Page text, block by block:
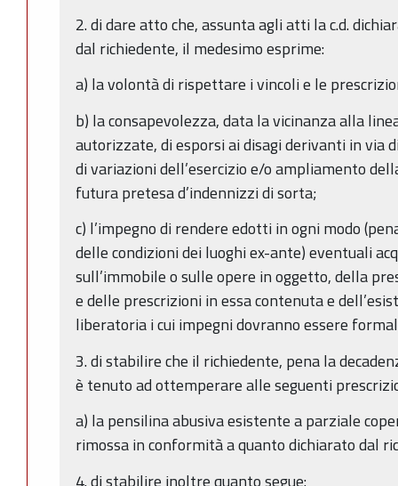
2. di dare atto che, assunta agli atti la c.d.
dal richiedente, il medesimo esprime:
a) la volontà di rispettare i vincoli e le
b) la consapevolezza, data la vicinanza alla
autorizzate, di esporsi ai disagi derivanti in via
di variazioni dell’esercizio e/o ampliamento
futura pretesa d’indennizzi di sorta;
c) l’impegno di rendere edotti in ogni modo
delle condizioni dei luoghi ex-ante) eventuali
sull’immobile o sulle opere in oggetto, della
e delle prescrizioni in essa contenuta e
liberatoria i cui impegni dovranno essere
3. di stabilire che il richiedente, pena la
è tenuto ad ottemperare alle seguenti
a) la pensilina abusiva esistente a parziale
rimossa in conformità a quanto dichiarato dal
4. di stabilire inoltre quanto segue: